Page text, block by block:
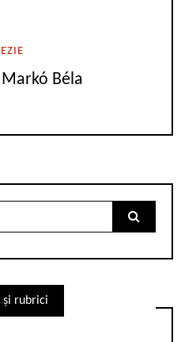
Béla
și rubrici